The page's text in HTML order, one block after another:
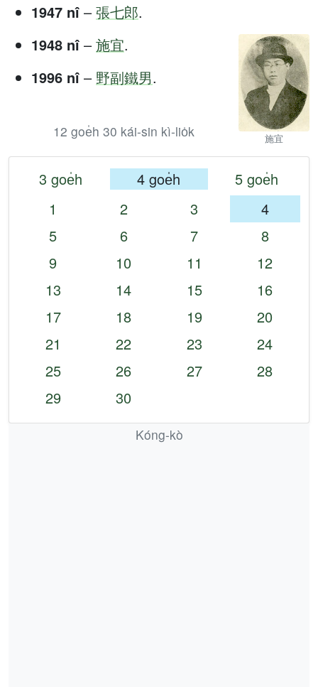
1947 nî – 張七郎.
施宜
1948 nî – 施宜.
1996 nî – 野副鐵男.
12 goe̍h 30 kái-sin kì-lio̍k
3 goe̍h 4 goe̍h
5 goe̍h
1
2 3
4
5
6 7
8
9
10 11
12
13
14 15
16
17
18 19
20
21
22 23
24
25
26 27
28
29
30
Kóng-kò